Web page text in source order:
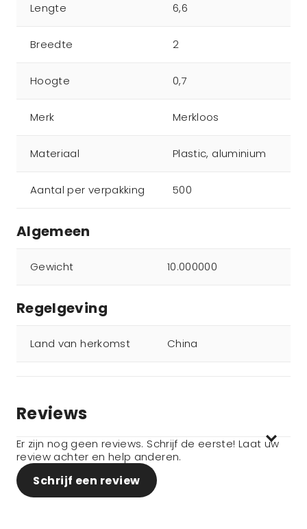
Lengte 6,6
Breedte 2
Hoogte 0,7
Merk Merkloos
Materiaal Plastic, aluminium
Aantal per verpakking 500
Algemeen
Gewicht 10.000000
Regelgeving
Land van herkomst China
Reviews
Er zijn nog geen reviews. Schrijf de eerste! Laat uw
review achter en help anderen.
Schrijf een review